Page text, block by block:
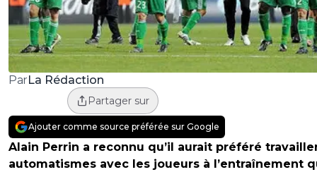
ParLa Rédaction
Partager sur
Ajouter comme source préférée sur Google
Alain Perrin a reconnu qu’il aurait préféré
automatismes avec les joueurs à l’entraînement